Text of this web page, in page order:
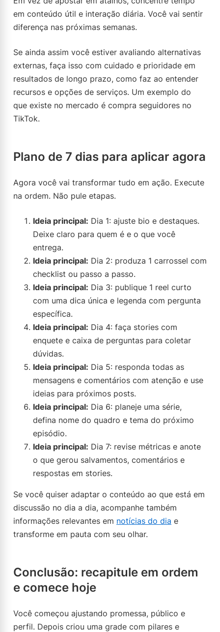
em conteúdo útil e interação diária. Você vai sentir
diferença nas próximas semanas.
Se ainda assim você estiver avaliando alternativas
externas, faça isso com cuidado e prioridade em
resultados de longo prazo, como faz ao entender
recursos e opções de serviços. Um exemplo do
que existe no mercado é compra seguidores no
TikTok.
Plano de 7 dias para aplicar agora
Agora você vai transformar tudo em ação. Execute
na ordem. Não pule etapas.
Ideia principal: Dia 1: ajuste bio e destaques.
Deixe claro para quem é e o que você
entrega.
Ideia principal: Dia 2: produza 1 carrossel com
checklist ou passo a passo.
Ideia principal: Dia 3: publique 1 reel curto
com uma dica única e legenda com pergunta
específica.
Ideia principal: Dia 4: faça stories com
enquete e caixa de perguntas para coletar
dúvidas.
Ideia principal: Dia 5: responda todas as
mensagens e comentários com atenção e use
ideias para próximos posts.
Ideia principal: Dia 6: planeje uma série,
defina nome do quadro e tema do próximo
episódio.
Ideia principal: Dia 7: revise métricas e anote
o que gerou salvamentos, comentários e
respostas em stories.
Se você quiser adaptar o conteúdo ao que está em
discussão no dia a dia, acompanhe também
informações relevantes em notícias do dia e
transforme em pauta com seu olhar.
Conclusão: recapitule em ordem
e comece hoje
Você começou ajustando promessa, público e
perfil. Depois criou uma grade com pilares e